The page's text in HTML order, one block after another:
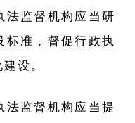
监督机构应当研
标准，督促行政执
设。
监督机构应当提